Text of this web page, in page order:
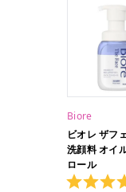
Biore
ビオレ ザフ
洗顔料 オイ
ロール